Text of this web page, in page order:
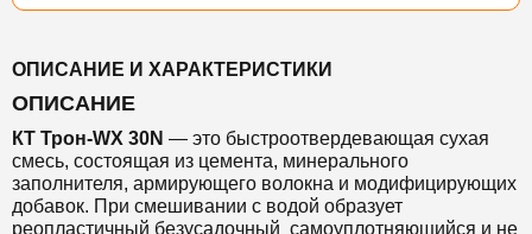
ОПИСАНИЕ И ХАРАКТЕРИСТИКИ
ОПИСАНИЕ
КТ Трон-WX 30N — это быстроотвердевающая сухая
смесь, состоящая из цемента, минерального
заполнителя, армирующего волокна и модифицирующих
добавок. При смешивании с водой образует
реопластичный безусадочный самоуплотняющийся и не